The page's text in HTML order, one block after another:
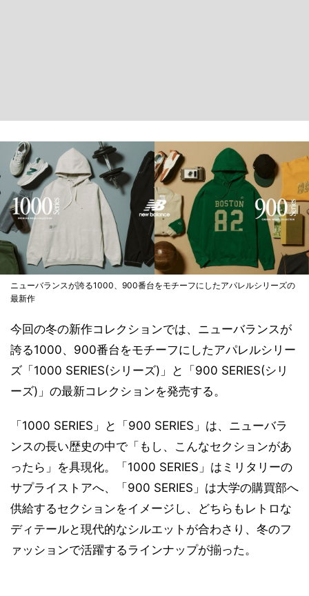
ニューバランスが誇る1000、900番台をモチーフにしたアパレルシリーズの
最新作
今回の冬の新作コレクションでは、ニューバランスが
誇る1000、900番台をモチーフにしたアパレルシリー
ズ「1000 SERIES(シリーズ)」と「900 SERIES(シリ
ーズ)」の最新コレクションを発売する。
「1000 SERIES」と「900 SERIES」は、ニューバラ
ンスの長い歴史の中で「もし、こんなセクションがあ
ったら」を具現化。「1000 SERIES」はミリタリーの
サプライストアへ、「900 SERIES」は大学の購買部へ
供給するセクションをイメージし、どちらもレトロな
ディテールと現代的なシルエットが合わさり、冬のフ
ァッションで活躍するラインナップが揃った。